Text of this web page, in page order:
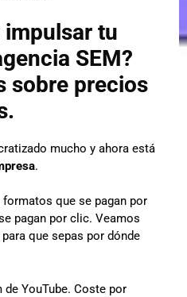
impulsar tu
SEM?
sobre precios
mucho y ahora está
.
que se pagan por
pagan por clic. Veamos
que sepas por dónde
YouTube. Coste por